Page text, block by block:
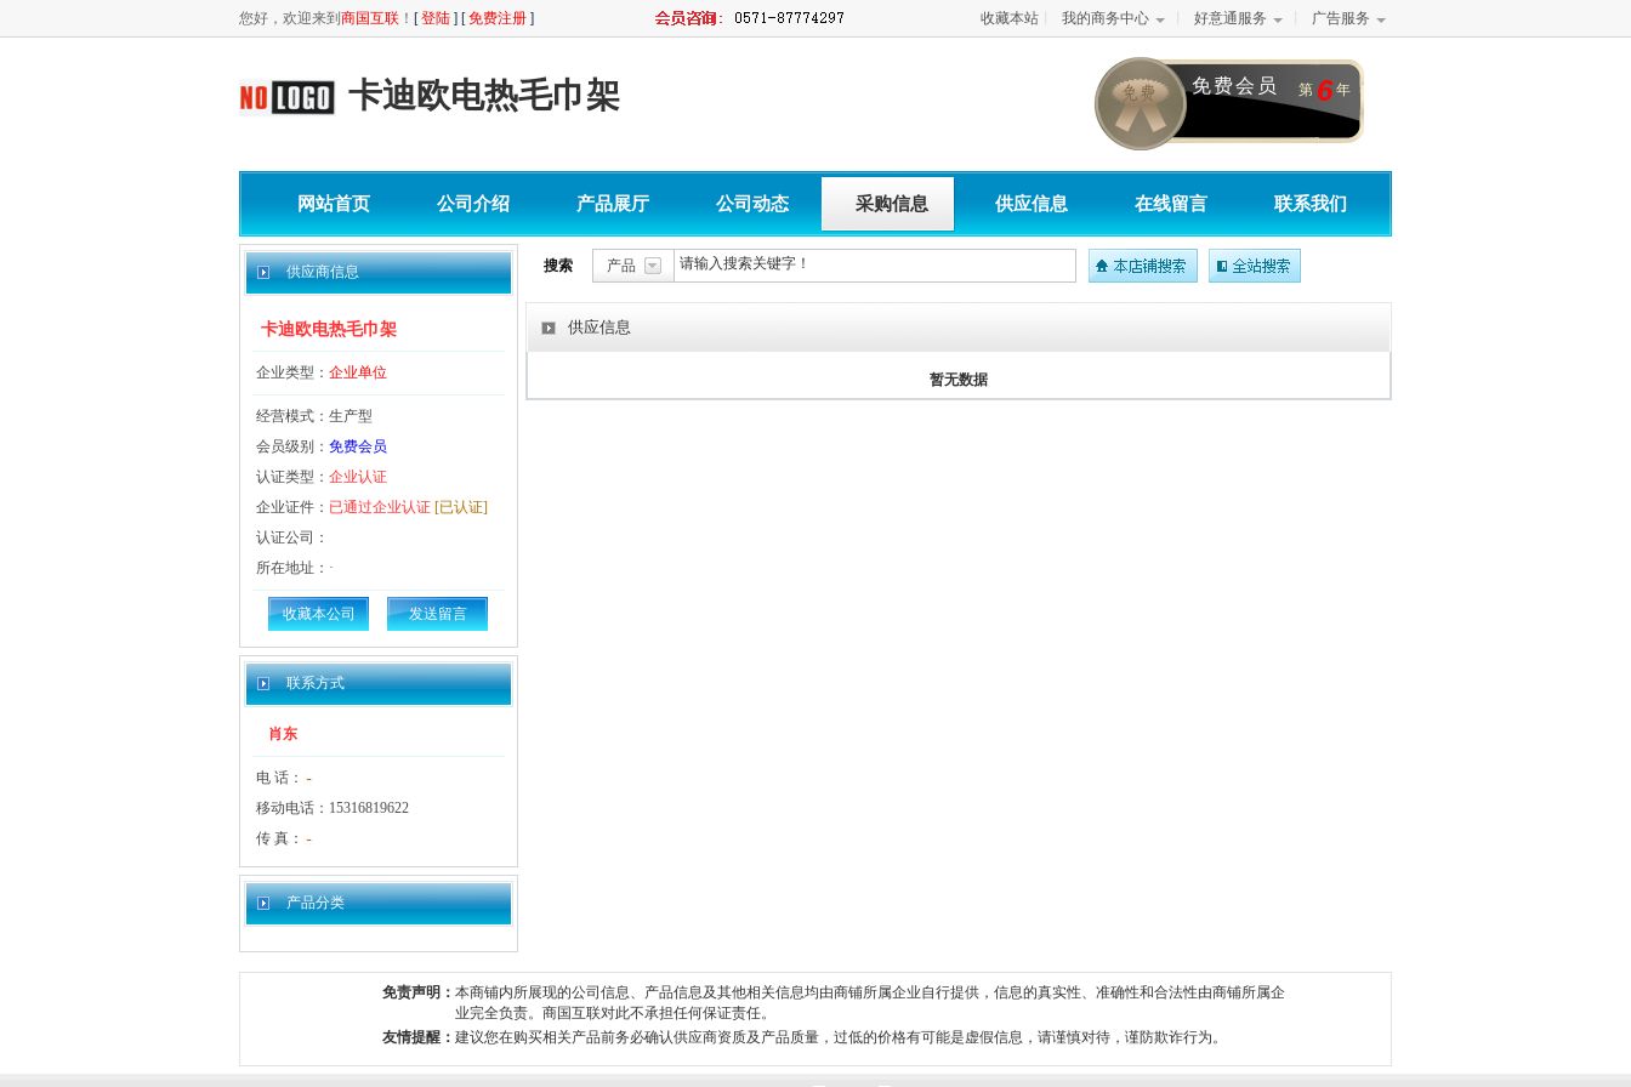
您好，欢迎来到 商国互联 ！ [登陆 ] [免费注册 ] 收藏本站 我的商务中心 好意通服务 广告服务
卡迪欧电热毛巾架 免费会员 第 6年
网站首页 公司介绍 产品展厅 公司动态 采购信息 供应信息 在线留言 联系我们
供应商信息
卡迪欧电热毛巾架
企业类型： 企业单位
经营模式：生产型
会员级别： 免费会员
认证类型： 企业认证
企业证件： 已通过企业认证 [已认证]
认证公司：
所在地址：·
收藏本公司 发送留言
联系方式
肖东
电 话：
移动电话：15316819622
传 真：
产品分类
搜索 产品
供应信息
暂无数据
免责声明： 本商铺内所展现的公司信息、产品信息及其他相关信息均由商铺所属企业自行提供，信息的真实性、准确性和合法性由商铺所属企
业完全负责。商国互联对此不承担任何保证责任。
友情提醒： 建议您在购买相关产品前务必确认供应商资质及产品质量，过低的价格有可能是虚假信息，请谨慎对待，谨防欺诈行为。